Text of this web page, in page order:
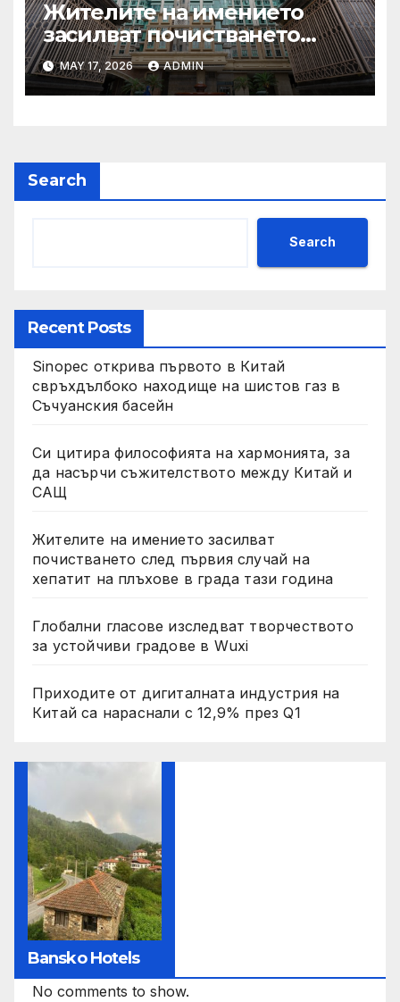
Жителите на имението
засилват почистването
след първия случай на
хепатит на плъхове в града
тази година
MAY 17, 2026 ADMIN
Search
Search
Recent Posts
Sinopec открива първото в Китай
свръхдълбоко находище на шистов газ в
Съчуанския басейн
Си цитира философията на хармонията, за
да насърчи съжителството между Китай и
САЩ
Жителите на имението засилват
почистването след първия случай на
хепатит на плъхове в града тази година
Глобални гласове изследват творчеството
за устойчиви градове в Wuxi
Приходите от дигиталната индустрия на
Китай са нараснали с 12,9% през Q1
Bansko Hotels
No comments to show.